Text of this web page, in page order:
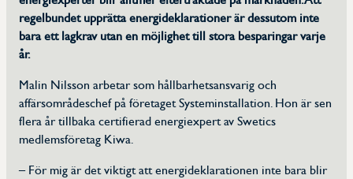
Kalendarium
Dokument
Erfarenhetsdokument
Frågor och svar
regelbundet upprätta energideklarationer är dessutom inte
bara ett lagkrav utan en möjlighet till stora besparingar varje
år.
Malin Nilsson arbetar som hållbarhetsansvarig och
affärsområdeschef på företaget Systeminstallation. Hon är sen
flera år tillbaka certifierad energiexpert av Swetics
medlemsföretag Kiwa.
– För mig är det viktigt att energideklarationen inte bara blir